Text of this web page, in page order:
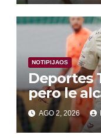
NOTIPIJAOS
Deportes
pero le
Alianza
AGO 2, 2026